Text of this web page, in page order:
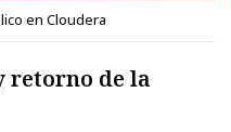
en Cloudera
retorno de la